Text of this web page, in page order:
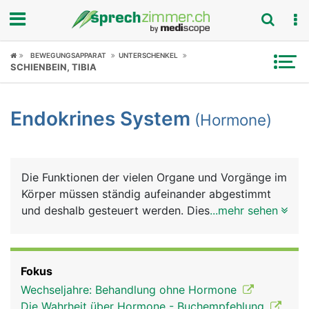
Fokus
Symptome
News
Rubriken
BEWEGUNGSAPPARAT UNTERSCHENKEL
SCHIENBEIN, TIBIA
Endokrines System (Hormone)
Die Funktionen der vielen Organe und Vorgänge im
Körper müssen ständig aufeinander abgestimmt
und deshalb gesteuert werden. Diese Steuerungen,
reichen, übernehmen weit über 30 verschiedene
Hormone (chemische Botenstoffe), die von
...mehr sehen
Fokus
Wechseljahre: Behandlung ohne Hormone
Die Wahrheit über Hormone - Buchempfehlung